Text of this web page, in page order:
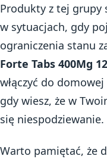
Produkty z tej grupy
w sytuacjach, gdy
ograniczenia stanu
Forte Tabs 400Mg
włączyć do
gdy wiesz, że w
się niespodziewanie.
Warto pamiętać, że